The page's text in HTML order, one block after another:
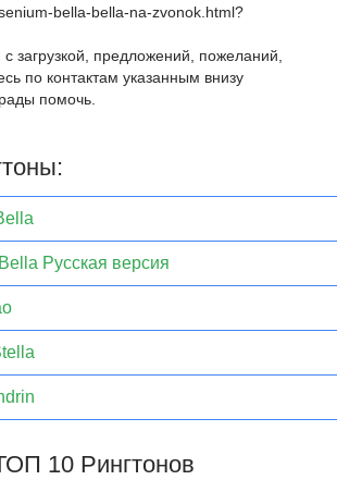
bella-bella-na-zvonok.html?
загрузкой, предложений, пожеланий,
по контактам указанным внизу
помочь.
Русская версия
10 Рингтонов